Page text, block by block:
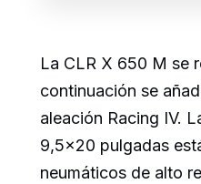
La CLR X 650 M se
continuación se
aleación Racing IV.
9,5×20 pulgadas
neumáticos de alto